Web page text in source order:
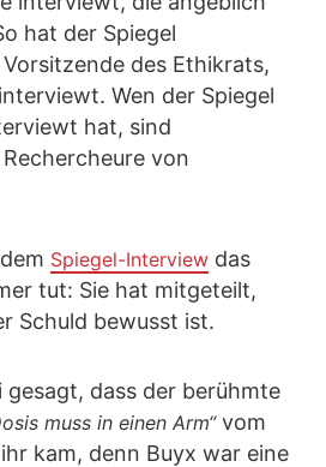
hat der Spiegel
des Ethikrats,
Wen der Spiegel
hat, sind
von
Spiegel-Interview das
tut: Sie hat mitgeteilt,
Schuld bewusst ist.
gesagt, dass der berühmte
muss in einen Arm“vom
kam, denn Buyx war eine